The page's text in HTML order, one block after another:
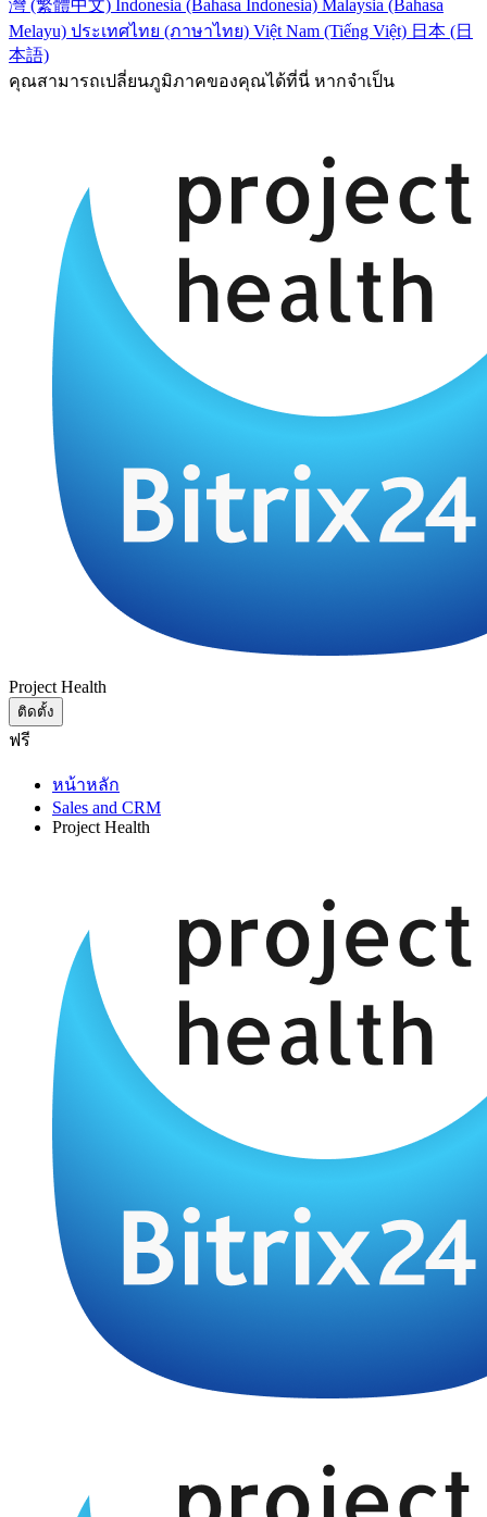
灣 (繁體中文) Indonesia (Bahasa Indonesia) Malaysia (Bahasa
Melayu) ประเทศไทย (ภาษาไทย) Việt Nam (Tiếng Việt) 日本 (日
本語)
คุณสามารถเปลี่ยนภูมิภาคของคุณได้ที่นี่ หากจำเป็น
Project Health
ติดตั้ง
ฟรี
หน้าหลัก
Sales and CRM
Project Health